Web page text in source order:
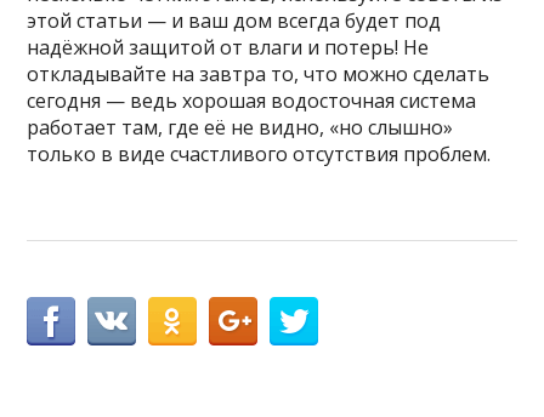
этой статьи — и ваш дом всегда будет под
надёжной защитой от влаги и потерь! Не
откладывайте на завтра то, что можно сделать
сегодня — ведь хорошая водосточная система
работает там, где её не видно, «но слышно»
только в виде счастливого отсутствия проблем.